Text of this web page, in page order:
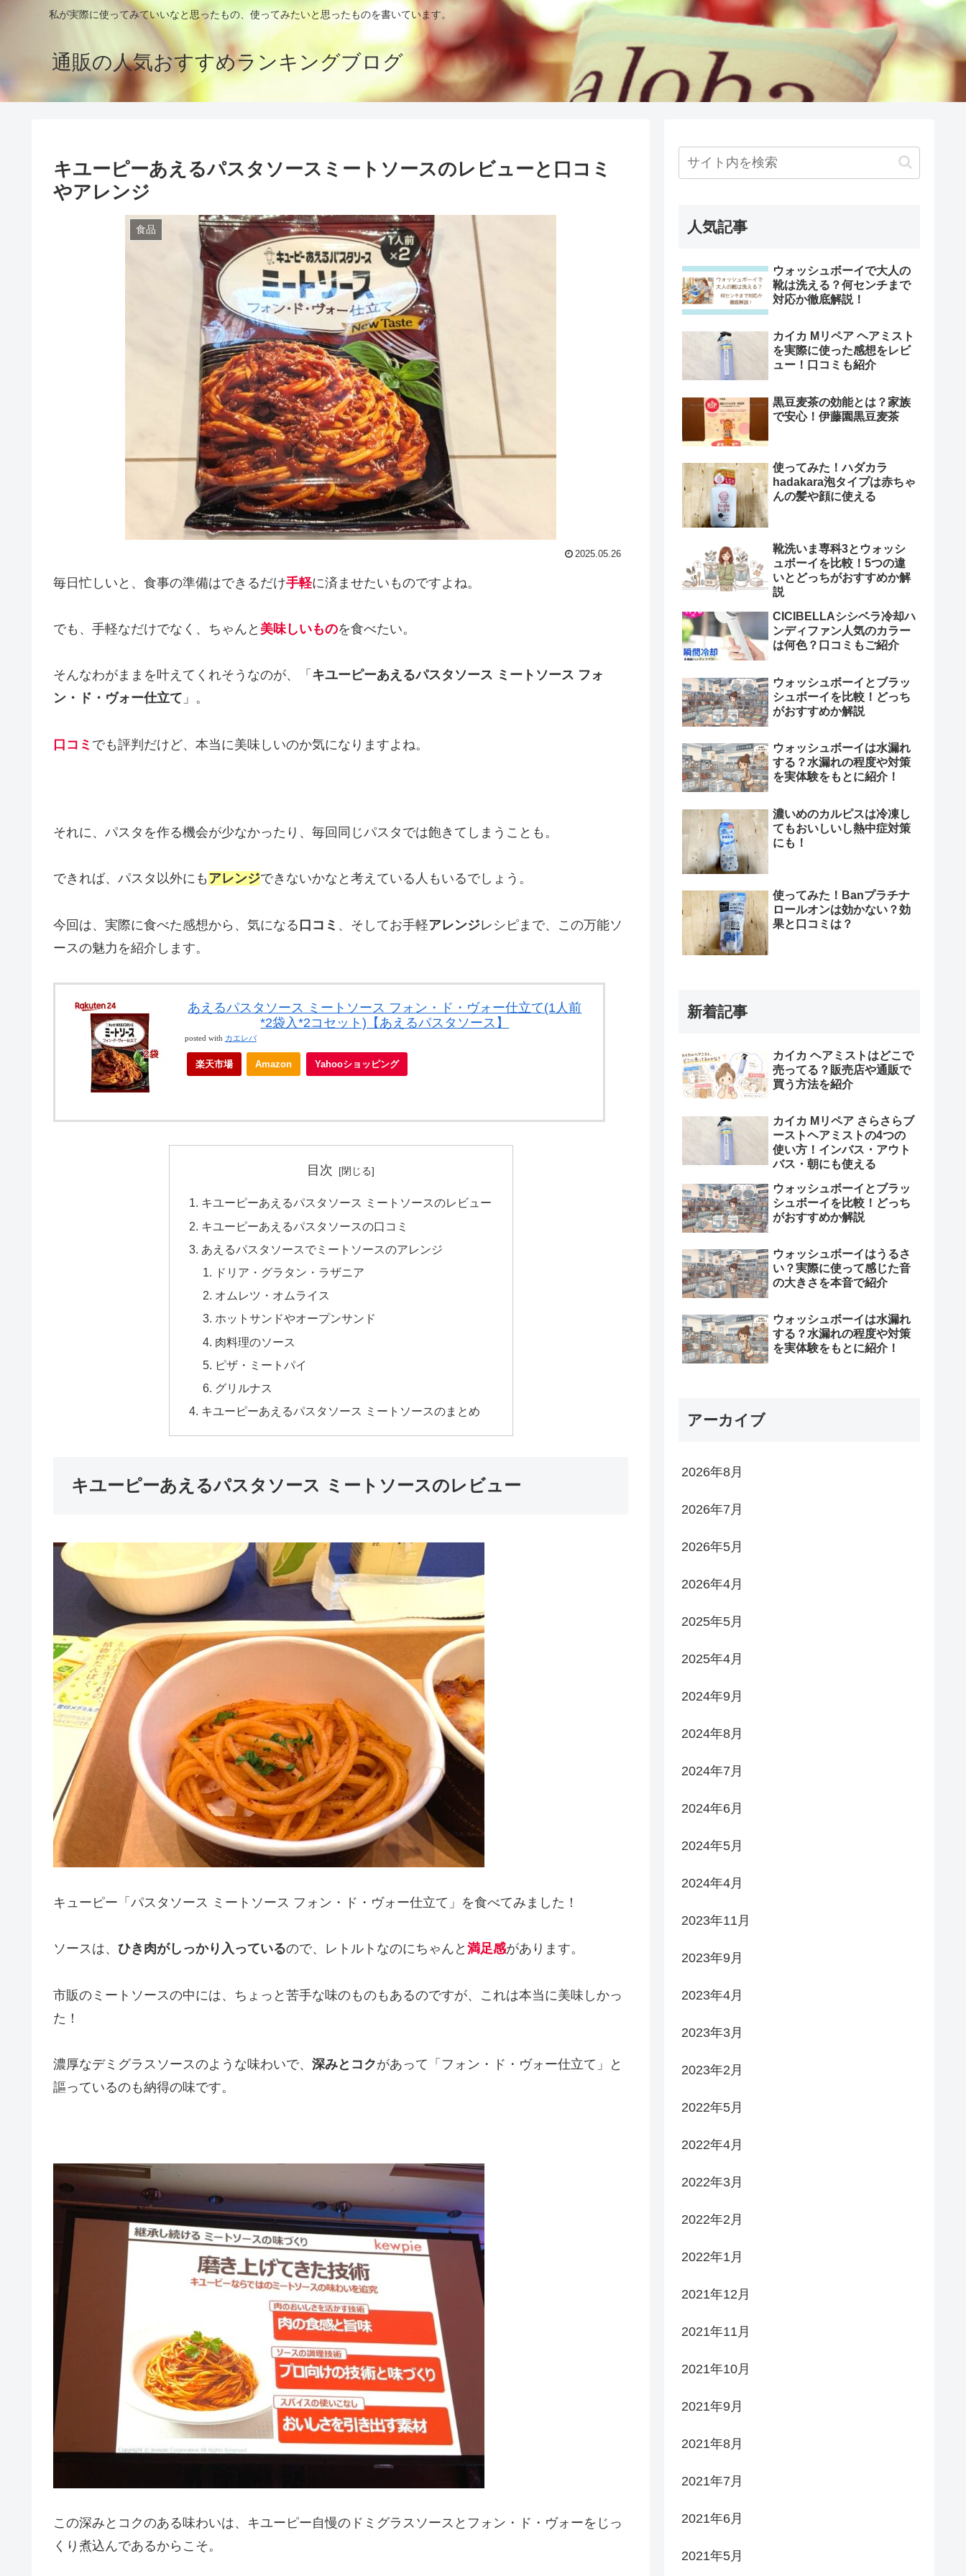
私が実際に使ってみていいなと思ったもの、使ってみたいと思ったものを書いています。
通販の人気おすすめランキングブログ
キユーピーあえるパスタソースミートソースのレビューと口コミ
やアレンジ
食品
2025.05.26
毎日忙しいと、食事の準備はできるだけ手軽に済ませたいものですよね。
でも、手軽なだけでなく、ちゃんと 美味しいものを食べたい。
そんなわがままを叶えてくれそうなのが、「 キユーピーあえるパスタソース ミートソース フォ
ン・ド・ヴォー仕立て 」。
口コミ でも評判だけど、本当に美味しいのか気になりますよね。
それに、パスタを作る機会が少なかったり、毎回同じパスタでは飽きてしまうことも。
できれば、パスタ以外にも アレンジできないかなと考えている人もいるでしょう。
今回は、実際に食べた感想から、気になる 口コミ 、そしてお手軽アレンジレシピまで、この万能ソ
ースの魅力を紹介します。
あえるパスタソース ミートソース フォン・ド・ヴォー仕立て(1人前
*2袋入*2コセット)【あえるパスタソース】
posted with カエレバ
楽天市場 Amazon Yahooショッピング
目次
キユーピーあえるパスタソース ミートソースのレビュー
キユーピーあえるパスタソースの口コミ
あえるパスタソースでミートソースのアレンジ
ドリア・グラタン・ラザニア
オムレツ・オムライス
ホットサンドやオープンサンド
肉料理のソース
ピザ・ミートパイ
グリルナス
キユーピーあえるパスタソース ミートソースのまとめ
キユーピーあえるパスタソース ミートソースのレビュー
キューピー「パスタソース ミートソース フォン・ド・ヴォー仕立て」を食べてみました！
ソースは、 ひき肉がしっかり入っているので、レトルトなのにちゃんと 満足感があります。
市販のミートソースの中には、ちょっと苦手な味のものもあるのですが、これは本当に美味しかっ
た！
濃厚なデミグラスソースのような味わいで、 深みとコクがあって「フォン・ド・ヴォー仕立て」と
謳っているのも納得の味です。
この深みとコクのある味わいは、キユーピー自慢のドミグラスソースとフォン・ド・ヴォーをじっ
くり煮込んであるからこそ。
人気記事
ウォッシュボーイで大人の
靴は洗える？何センチまで
対応か徹底解説！
カイカ Mリペア ヘアミスト
を実際に使った感想をレビ
ュー！口コミも紹介
黒豆麦茶の効能とは？家族
で安心！伊藤園黒豆麦茶
使ってみた！ハダカラ
hadakara泡タイプは赤ちゃ
んの髪や顔に使える
靴洗いま専科3とウォッシ
ュボーイを比較！5つの違
いとどっちがおすすめか解
説
CICIBELLAシシベラ冷却ハ
ンディファン人気のカラー
は何色？口コミもご紹介
ウォッシュボーイとブラッ
シュボーイを比較！どっち
がおすすめか解説
ウォッシュボーイは水漏れ
する？水漏れの程度や対策
を実体験をもとに紹介！
濃いめのカルピスは冷凍し
てもおいしいし熱中症対策
にも！
使ってみた！Banプラチナ
ロールオンは効かない？効
果と口コミは？
新着記事
カイカ ヘアミストはどこで
売ってる？販売店や通販で
買う方法を紹介
カイカ Mリペア さらさらブ
ーストヘアミストの4つの
使い方！インバス・アウト
バス・朝にも使える
ウォッシュボーイとブラッ
シュボーイを比較！どっち
がおすすめか解説
ウォッシュボーイはうるさ
い？実際に使って感じた音
の大きさを本音で紹介
ウォッシュボーイは水漏れ
する？水漏れの程度や対策
を実体験をもとに紹介！
アーカイブ
2026年8月
2026年7月
2026年5月
2026年4月
2025年5月
2025年4月
2024年9月
2024年8月
2024年7月
2024年6月
2024年5月
2024年4月
2023年11月
2023年9月
2023年4月
2023年3月
2023年2月
2022年5月
2022年4月
2022年3月
2022年2月
2022年1月
2021年12月
2021年11月
2021年10月
2021年9月
2021年8月
2021年7月
2021年6月
2021年5月